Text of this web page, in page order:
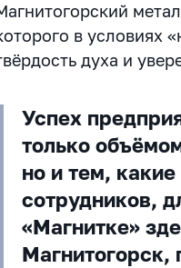
в условиях
духа и
Успех
только
но и тем,
сотрудников,
«Магнитке»
Магнитогорск,